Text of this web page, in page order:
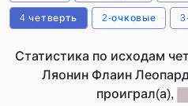
4 четверть 2-очковые
Статистика по исходам
Ляонин Флаин
проиграл(а),